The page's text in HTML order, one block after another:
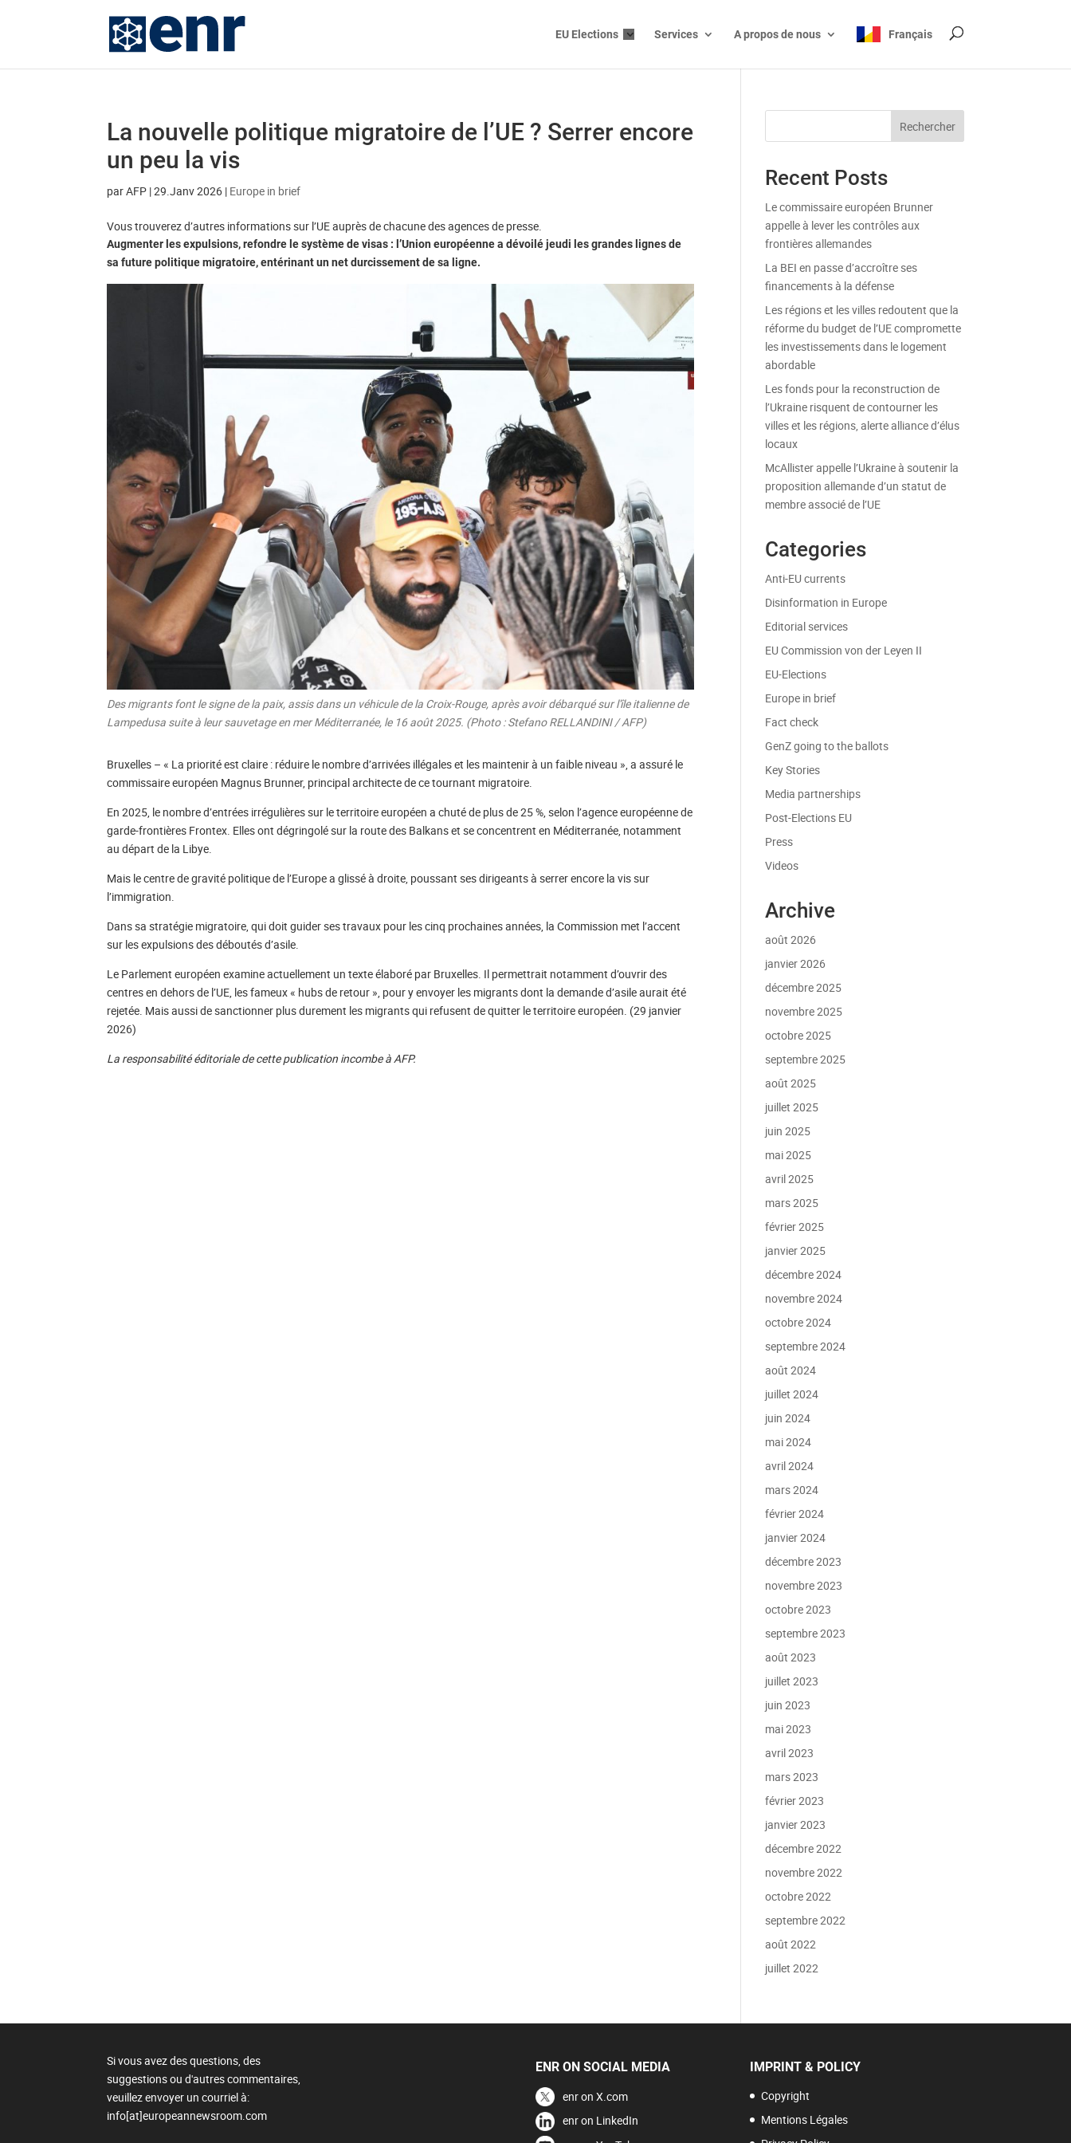
EU Elections Services A propos de nous Français
La nouvelle politique migratoire de l’UE ? Serrer encore
un peu la vis
parAFP |29.Janv 2026 | Europe in brief
Vous trouverez d’autres informations sur l’UE auprès de chacune des agences de presse.
Augmenter les expulsions, refondre le système de visas : l’Union européenne a dévoilé jeudi les grandes lignes de
sa future politique migratoire, entérinant un net durcissement de sa ligne.
Des migrants font le signe de la paix, assis dans un véhicule de la Croix-Rouge, après avoir débarqué sur l'île italienne de
Lampedusa suite à leur sauvetage en mer Méditerranée, le 16 août 2025. (Photo : Stefano RELLANDINI / AFP)
Bruxelles – « La priorité est claire : réduire le nombre d’arrivées illégales et les maintenir à un faible niveau », a assuré le
commissaire européen Magnus Brunner, principal architecte de ce tournant migratoire.
En 2025, le nombre d’entrées irrégulières sur le territoire européen a chuté de plus de 25 %, selon l’agence européenne de
garde-frontières Frontex. Elles ont dégringolé sur la route des Balkans et se concentrent en Méditerranée, notamment
au départ de la Libye.
Mais le centre de gravité politique de l’Europe a glissé à droite, poussant ses dirigeants à serrer encore la vis sur
l’immigration.
Dans sa stratégie migratoire, qui doit guider ses travaux pour les cinq prochaines années, la Commission met l’accent
sur les expulsions des déboutés d’asile.
Le Parlement européen examine actuellement un texte élaboré par Bruxelles. Il permettrait notamment d’ouvrir des
centres en dehors de l’UE, les fameux « hubs de retour », pour y envoyer les migrants dont la demande d’asile aurait été
rejetée. Mais aussi de sanctionner plus durement les migrants qui refusent de quitter le territoire européen. (29 janvier
2026)
La responsabilité éditoriale de cette publication incombe à AFP.
Rechercher
Recent Posts
Le commissaire européen Brunner
appelle à lever les contrôles aux
frontières allemandes
La BEI en passe d’accroître ses
financements à la défense
Les régions et les villes redoutent que la
réforme du budget de l’UE compromette
les investissements dans le logement
abordable
Les fonds pour la reconstruction de
l’Ukraine risquent de contourner les
villes et les régions, alerte alliance d’élus
locaux
McAllister appelle l’Ukraine à soutenir la
proposition allemande d’un statut de
membre associé de l’UE
Categories
Anti-EU currents
Disinformation in Europe
Editorial services
EU Commission von der Leyen II
EU-Elections
Europe in brief
Fact check
GenZ going to the ballots
Key Stories
Media partnerships
Post-Elections EU
Press
Videos
Archive
août 2026
janvier 2026
décembre 2025
novembre 2025
octobre 2025
septembre 2025
août 2025
juillet 2025
juin 2025
mai 2025
avril 2025
mars 2025
février 2025
janvier 2025
décembre 2024
novembre 2024
octobre 2024
septembre 2024
août 2024
juillet 2024
juin 2024
mai 2024
avril 2024
mars 2024
février 2024
janvier 2024
décembre 2023
novembre 2023
octobre 2023
septembre 2023
août 2023
juillet 2023
juin 2023
mai 2023
avril 2023
mars 2023
février 2023
janvier 2023
décembre 2022
novembre 2022
octobre 2022
septembre 2022
août 2022
juillet 2022
Si vous avez des questions, des
suggestions ou d'autres commentaires,
veuillez envoyer un courriel à:
info[at]europeannewsroom.com
ENR ON SOCIAL MEDIA
enr on X.com
enr on LinkedIn
IMPRINT & POLICY
Copyright
Mentions Légales